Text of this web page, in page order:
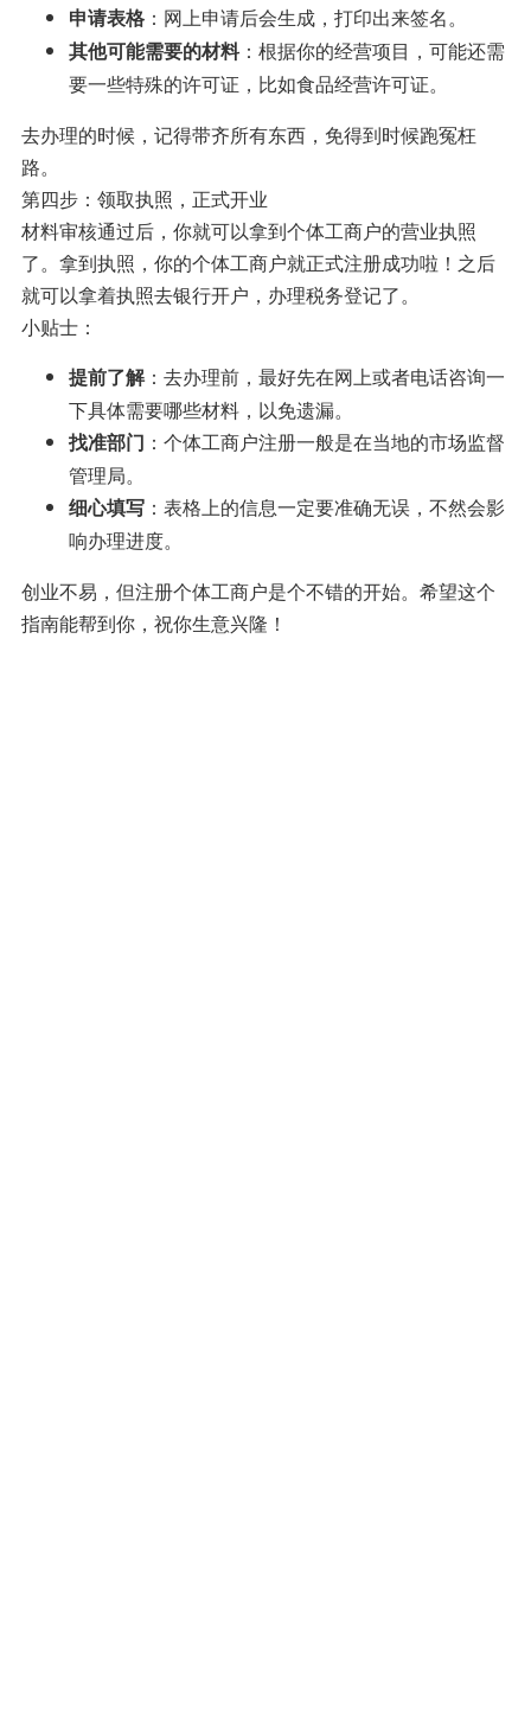
申请表格：网上申请后会生成，打印出来签名。
其他可能需要的材料：根据你的经营项目，可能还需
要一些特殊的许可证，比如食品经营许可证。
去办理的时候，记得带齐所有东西，免得到时候跑冤枉
路。
第四步：领取执照，正式开业
材料审核通过后，你就可以拿到个体工商户的营业执照
了。拿到执照，你的个体工商户就正式注册成功啦！之后
就可以拿着执照去银行开户，办理税务登记了。
小贴士：
提前了解：去办理前，最好先在网上或者电话咨询一
下具体需要哪些材料，以免遗漏。
找准部门 ：个体工商户注册一般是在当地的市场监督
管理局。
细心填写：表格上的信息一定要准确无误，不然会影
响办理进度。
创业不易，但注册个体工商户是个不错的开始。希望这个
指南能帮到你，祝你生意兴隆！